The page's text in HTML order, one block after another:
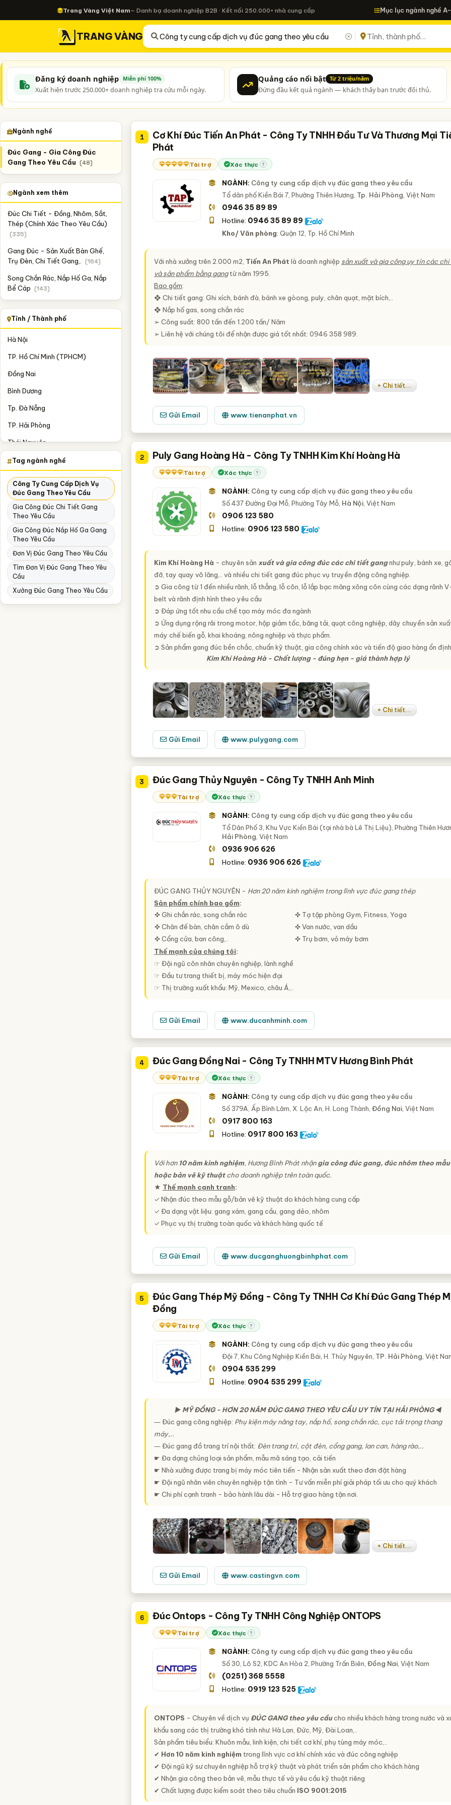
Trang Vàng Việt Nam— Danh bạ doanh nghiệp B2B · Kết nối 250.000+ nhà cung cấp Mục lục ngành nghề
TRANG VÀNG
Đăng ký doanh nghiệp Miễn phí 100%
Xuất hiện trước 250.000+ doanh nghiệp tra cứu mỗi ngày.
Quảng cáo nổi bật Từ 2 triệu/năm
Đứng đầu kết quả ngành — khách thấy bạn trước đối thủ.
Ngành nghề
Đúc Gang - Gia Công Đúc
Gang Theo Yêu Cầu (48)
Ngành xem thêm
Đúc Chi Tiết - Đồng, Nhôm, Sắt,
Thép (Chính Xác Theo Yêu Cầu)
(335)
Gang Đúc - Sản Xuất Bàn Ghế,
Trụ Đèn, Chi Tiết Gang,.
(164)
Song Chắn Rác, Nắp Hố Ga, Nắp
Bể Cáp (143)
Tỉnh / Thành phố
Hà Nội
TP. Hồ Chí Minh (TPHCM)
Đồng Nai
Bình Dương
Tp. Đà Nẵng
TP. Hải Phòng
Thái Nguyên
Hải Dương
Ninh Bình
Tag ngành nghề
Công Ty Cung Cấp Dịch Vụ
Đúc Gang Theo Yêu Cầu
Gia Công Đúc Chi Tiết Gang
Theo Yêu Cầu
Gia Công Đúc Nắp Hố Ga Gang
Theo Yêu Cầu
Đơn Vị Đúc Gang Theo Yêu Cầu
Tìm Đơn Vị Đúc Gang Theo Yêu
Cầu
Xưởng Đúc Gang Theo Yêu Cầu
1
Cơ Khí Đúc Tiến An Phát - Công Ty TNHH Đầu Tư Và Thương Mại
Phát
Tài trợ Xác thực ?
NGÀNH: Công ty cung cấp dịch vụ đúc gang theo yêu cầu
Tổ dân phố Kiền Bái 7, Phường Thiên Hương, Tp. Hải Phòng , Việt Nam
0946 35 89 89
Hotline: 0946 35 89 89
Kho/ Văn phòng: Quận 12, Tp. Hồ Chí Minh
Với nhà xưởng trên 2.000 m2, Tiến An Phát là doanh nghiệp sản xuất và gia công uy tín các
và sản phẩm bằng gangtừ năm 1995.
Bao gồm:
❖ Chi tiết gang: Ghi xích, bánh đà, bánh xe gòong, puly, chân quạt, mặt bích,..
❖ Nắp hố gas, song chắn rác
➢ Công suất: 800 tấn đến 1.200 tấn/ Năm
➢ Liên hệ với chúng tôi để nhận được giá tốt nhất: 0946 358 989.
+ Chi tiết...
Gửi Email www.tienanphat.vn
2 Puly Gang Hoàng Hà - Công Ty TNHH Kim Khí Hoàng Hà
Tài trợ Xác thực ?
NGÀNH: Công ty cung cấp dịch vụ đúc gang theo yêu cầu
Số 437 Đường Đại Mỗ, Phường Tây Mỗ, Hà Nội , Việt Nam
0906 123 580
Hotline: 0906 123 580
Kim Khí Hoàng Hà - chuyên sản xuất và gia công đúc các chi tiết gangnhư puly, bánh xe,
đỡ, tay quay vô lăng,.. và nhiều chi tiết gang đúc phục vụ truyền động công nghiệp.
➲ Gia công từ 1 đến nhiều rãnh, lỗ thẳng, lỗ côn, lỗ lắp bạc măng xông côn cùng các dạng rãnh
belt và rãnh định hình theo yêu cầu
➲ Đáp ứng tốt nhu cầu chế tạo máy móc đa ngành
➲ Ứng dụng rộng rãi trong motor, hộp giảm tốc, băng tải, quạt công nghiệp, dây chuyền sản
máy chế biến gỗ, khai khoáng, nông nghiệp và thực phẩm.
➲ Sản phẩm gang đúc bền chắc, chuẩn kỹ thuật, gia công chính xác và tiến độ giao hàng ổn định
Kim Khí Hoàng Hà - Chất lượng - đúng hẹn - giá thành hợp lý
+ Chi tiết...
Gửi Email www.pulygang.com
3 Đúc Gang Thủy Nguyên - Công Ty TNHH Anh Minh
Tài trợ Xác thực ?
NGÀNH: Công ty cung cấp dịch vụ đúc gang theo yêu cầu
Tổ Dân Phố 3, Khu Vực Kiền Bái (tại nhà bà Lê Thị Liệu), Phường Thiên
Hải Phòng , Việt Nam
0936 906 626
Hotline: 0936 906 626
ĐÚC GANG THỦY NGUYÊN - Hơn 20 năm kinh nghiệm trong lĩnh vực đúc gang thép
Sản phẩm chính bao gồm:
✜ Ghi chắn rác, song chắn rác
✜ Tạ tập phòng Gym, Fitness, Yoga
✜ Chân đế bàn, chân cắm ô dù
✜ Van nước, van dầu
✜ Cổng cửa, ban công,..
✜ Trụ bơm, vỏ máy bơm
Thế mạnh của chúng tôi:
☞ Đội ngũ côn nhân chuyên nghiệp, lành nghề
☞ Đầu tư trang thiết bị, máy móc hiện đại
☞ Thị trường xuất khẩu: Mỹ, Mexico, châu Á,..
Gửi Email www.ducanhminh.com
4 Đúc Gang Đồng Nai - Công Ty TNHH MTV Hương Bình Phát
Tài trợ Xác thực ?
NGÀNH: Công ty cung cấp dịch vụ đúc gang theo yêu cầu
Số 379A, Ấp Bình Lâm, X. Lộc An, H. Long Thành,Đồng Nai , Việt Nam
0917 800 163
Hotline: 0917 800 163
Với hơn 10 năm kinh nghiệm, Hương Bình Phát nhậngia công đúc gang, đúc nhôm theo mẫu
hoặc bản vẽ kỹ thuậtcho doanh nghiệp trên toàn quốc.
★ Thế mạnh cạnh tranh:
✓ Nhận đúc theo mẫu gỗ/bản vẽ kỹ thuật do khách hàng cung cấp
✓ Đa dạng vật liệu: gang xám, gang cầu, gang dẻo, nhôm
✓ Phục vụ thị trường toàn quốc và khách hàng quốc tế
Gửi Email www.ducganghuongbinhphat.com
5
Đúc Gang Thép Mỹ Đồng - Công Ty TNHH Cơ Khí Đúc Gang Thép
Đồng
Tài trợ Xác thực ?
NGÀNH: Công ty cung cấp dịch vụ đúc gang theo yêu cầu
Đội 7, Khu Công Nghiệp Kiền Bái, H. Thủy Nguyên, TP. Hải Phòng , Việt
0904 535 299
Hotline: 0904 535 299
► MỸ ĐỒNG - HƠN 20 NĂM ĐÚC GANG THEO YÊU CẦU UY TÍN TẠI HẢI PHÒNG ◄
― Đúc gang công nghiệp: Phụ kiện máy nâng tay, nắp hố, song chắn rác, cục tải trọng thang
máy,..
― Đúc gang đồ trang trí nội thất: Đèn trang trí, cột đèn, cổng gang, lan can, hàng rào,..
☛ Đa dạng chủng loại sản phẩm, mẫu mã sáng tạo, cải tiến
☛ Nhà xưởng được trang bị máy móc tiên tiến - Nhận sản xuất theo đơn đặt hàng
☛ Đội ngũ nhân viên chuyên nghiệp tận tình - Tư vấn miễn phí giải pháp tối ưu cho quý khách
☛ Chi phí cạnh tranh - bảo hành lâu dài - Hỗ trợ giao hàng tận nơi.
+ Chi tiết...
Gửi Email www.castingvn.com
6 Đúc Ontops - Công Ty TNHH Công Nghiệp ONTOPS
Tài trợ Xác thực ?
NGÀNH: Công ty cung cấp dịch vụ đúc gang theo yêu cầu
Số 30, Lô S2, KDC An Hòa 2, Phường Trấn Biên,Đồng Nai , Việt Nam
(0251) 368 5558
Hotline: 0919 123 525
ONTOPS - Chuyên về dịch vụ ĐÚC GANG theo yêu cầucho nhiều khách hàng trong nước và
khẩu sang các thị trường khó tính như: Hà Lan, Đức, Mỹ, Đài Loan,..
Sản phẩm tiêu biểu: Khuôn mẫu, linh kiện, chi tiết cơ khí, phụ tùng máy móc,..
✔ Hơn 10 năm kinh nghiệm trong lĩnh vực cơ khí chính xác và đúc công nghiệp
✔ Đội ngũ kỹ sư chuyên nghiệp hỗ trợ kỹ thuật và phát triển sản phẩm cho khách hàng
✔ Nhận gia công theo bản vẽ, mẫu thực tế và yêu cầu kỹ thuật riêng
✔ Chất lượng được kiểm soát theo tiêu chuẩn ISO 9001:2015